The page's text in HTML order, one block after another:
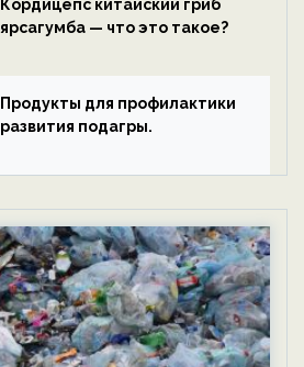
Кордицепс китайский гриб
ярсагумба — что это такое?
Продукты для профилактики
развития подагры.